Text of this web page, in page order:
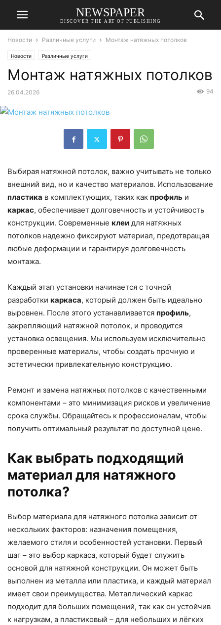
NEWSPAPER
DISCOVER THE ART OF PUBLISHING
Новости Различные услуги Монтаж натяжных потолков
Новости Различные услуги
Монтаж натяжных потолков
26.04.2026 94
Выбирая натяжной потолок, важно учитывать не только
внешний вид, но и качество материалов. Использование
пластика в комплектующих, таких как профиль и
каркас, обеспечивает долговечность и устойчивость
конструкции. Современные клеи для натяжных
потолков надежно фиксируют материал, предотвращая
любые деформации и гарантируя долговечность
монтажа.
Каждый этап установки начинается с точной
разработки каркаса, который должен быть идеально
выровнен. После этого устанавливается профиль,
закрепляющий натяжной потолок, и проводится
установка освещения. Мы используем исключительно
проверенные материалы, чтобы создать прочную и
эстетически привлекательную конструкцию.
Ремонт и замена натяжных потолков с качественными
компонентами – это минимизация рисков и увеличение
срока службы. Обращайтесь к профессионалам, чтобы
получить оптимальный результат по доступной цене.
Как выбрать подходящий
материал для натяжного
потолка?
Выбор материала для натяжного потолка зависит от
нескольких факторов: назначения помещения,
желаемого стиля и особенностей установки. Первый
шаг – это выбор каркаса, который будет служить
основой для натяжной конструкции. Он может быть
выполнен из металла или пластика, и каждый материал
имеет свои преимущества. Металлический каркас
подходит для больших помещений, так как он устойчив
к нагрузкам, а пластиковый – для небольших и лёгких